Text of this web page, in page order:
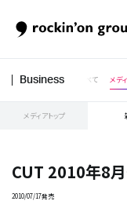
Business すべて メデ
メディアトップ
CUT 2010年8
2010/07/17発売